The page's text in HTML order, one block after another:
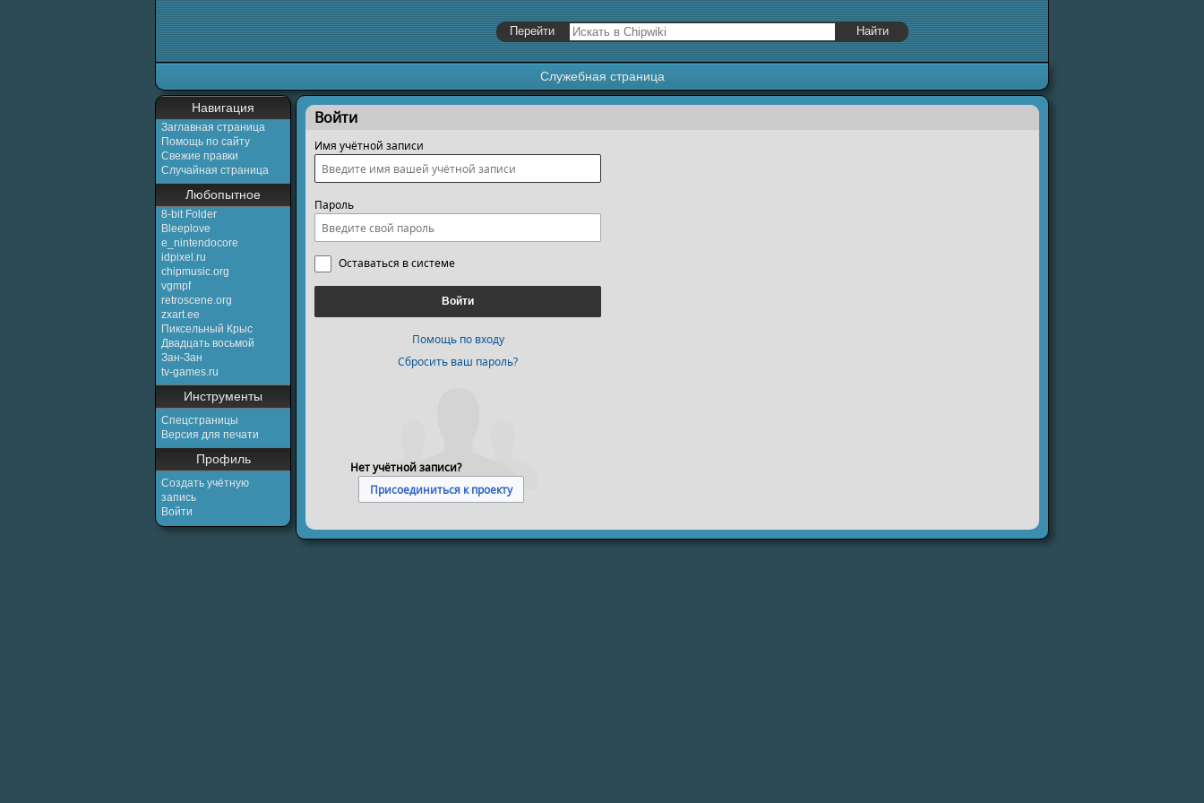
Служебная страница
Навигация
Заглавная страница
Помощь по сайту
Свежие правки
Случайная страница
Любопытное
8-bit Folder
Bleeplove
e_nintendocore
idpixel.ru
chipmusic.org
vgmpf
retroscene.org
zxart.ee
Пиксельный Крыс
Двадцать восьмой
Зан-Зан
tv-games.ru
Инструменты
Спецстраницы
Версия для печати
Профиль
Создать учётную
запись
Войти
Перейти к:навигация,поиск
Войти
Имя учётной записи
Пароль
Оставаться в системе
Войти
Помощь по входу
Сбросить ваш пароль?
Нет учётной записи?
Присоединиться к проекту